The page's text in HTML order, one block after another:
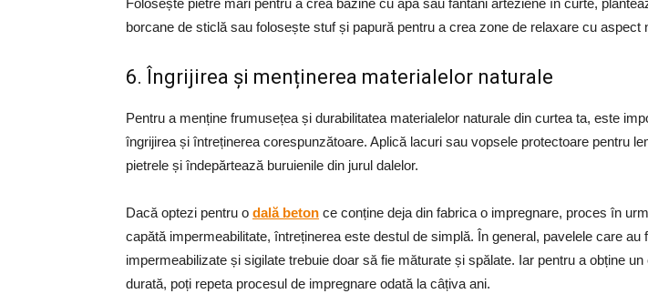
Folosește pietre mari pentru a crea bazine cu apă sau fântâni arteziene în curte,
borcane de sticlă sau folosește stuf și papură pentru a crea zone de relaxare cu aspect
6. Îngrijirea și menținerea materialelor naturale
Pentru a menține frumusețea și durabilitatea materialelor naturale din curtea ta, este
îngrijirea și întreținerea corespunzătoare. Aplică lacuri sau vopsele protectoare pentru
pietrele și îndepărtează buruienile din jurul dalelor.
Dacă optezi pentru o dală beton ce conține deja din fabrica o impregnare, proces în
capătă impermeabilitate, întreținerea este destul de simplă. În general, pavelele care au
impermeabilizate și sigilate trebuie doar să fie măturate și spălate. Iar pentru a obține un
durată, poți repeta procesul de impregnare odată la câțiva ani.